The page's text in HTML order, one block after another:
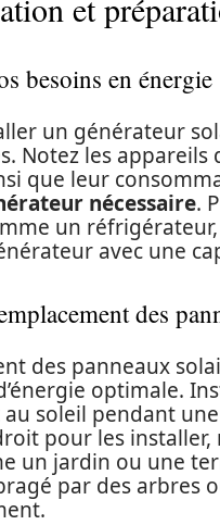
et
besoins en énergie
un générateur
Notez les appareils
que leur
nécessaire.
un
avec une
des
des panneaux
optimale.
soleil pendant
pour les installer,
un jardin ou une
par des arbres